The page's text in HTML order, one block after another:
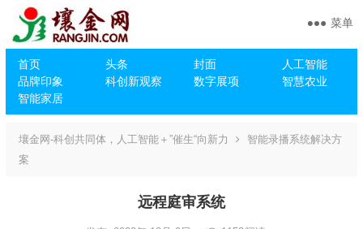
首页 头条 封面
人工智能
品牌印象
科创新观察 数字展项
智慧农业
智能家居
菜单
壤金网-科创共同体，人工智能＋”催生“向新力
智能录播系统解决方
案
远程庭审系统